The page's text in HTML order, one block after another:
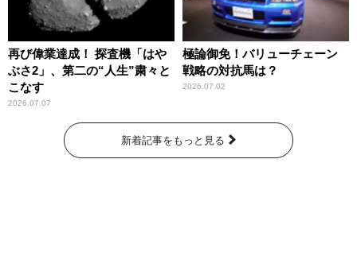
再び偉業達成！ 探査機「はや
ぶさ2」、第二の“人生”粛々と
こなす
2026.07.07
極論御免！バリューチェーン
戦略の対抗馬は？
2026.07.02
新着記事をもっと見る